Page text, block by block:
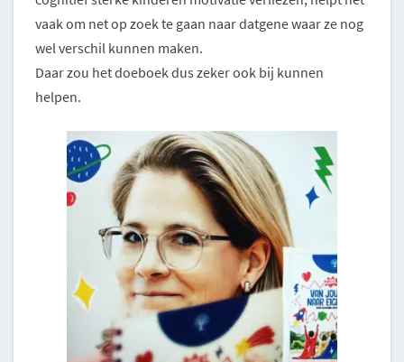
vaak om net op zoek te gaan naar datgene waar ze nog
wel verschil kunnen maken.
Daar zou het doeboek dus zeker ook bij kunnen
helpen.